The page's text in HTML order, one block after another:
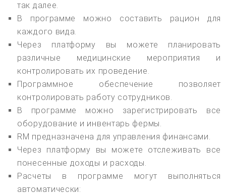
так далее.
В программе можно составить рацион для
каждого вида.
Через платформу вы можете планировать
различные медицинские мероприятия и
контролировать их проведение.
Программное обеспечение позволяет
контролировать работу сотрудников.
В программе можно зарегистрировать все
оборудование и инвентарь фермы.
RM предназначена для управления финансами.
Через платформу вы можете отслеживать все
понесенные доходы и расходы.
Расчеты в программе могут выполняться
автоматически: